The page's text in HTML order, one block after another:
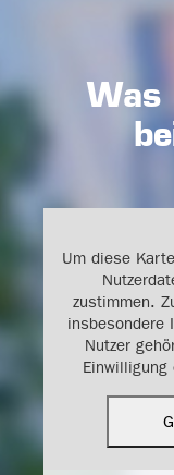
Was
Anfahrt
technico
Gartenkamp
49492
Um diese
zustimmen.
insbesondere
Nutzer
Einwilligung